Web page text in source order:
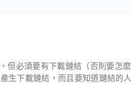
但必須要有下載鏈結（否則要怎
生下載鏈結，而且要知道鏈結的